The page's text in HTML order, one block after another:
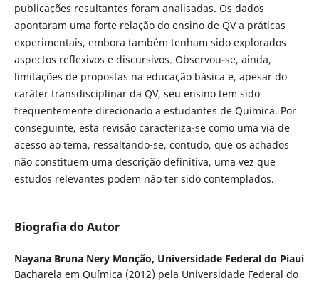
publicações resultantes foram analisadas. Os dados
apontaram uma forte relação do ensino de QV a práticas
experimentais, embora também tenham sido explorados
aspectos reflexivos e discursivos. Observou-se, ainda,
limitações de propostas na educação básica e, apesar do
caráter transdisciplinar da QV, seu ensino tem sido
frequentemente direcionado a estudantes de Química. Por
conseguinte, esta revisão caracteriza-se como uma via de
acesso ao tema, ressaltando-se, contudo, que os achados
não constituem uma descrição definitiva, uma vez que
estudos relevantes podem não ter sido contemplados.
Biografia do Autor
Nayana Bruna Nery Monção, Universidade Federal do Piauí
Bacharela em Química (2012) pela Universidade Federal do